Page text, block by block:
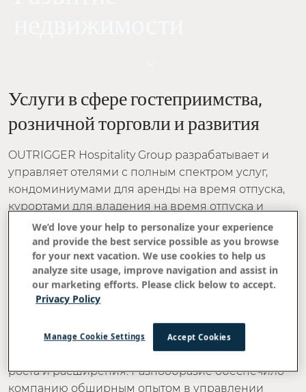
Услуги в сфере гостеприимства,
розничной торговли и развития
OUTRIGGER Hospitality Group разрабатывает и
управляет отелями с полным спектром услуг,
кондоминиумами для аренды на время отпуска,
курортами для владения на время отпуска и
курортными торговыми комплексами. Компания
привносит перспективу владельца-оператора в
приобретение, развитие и управление, уделяя
пристальное внимание конечному результату.
Управление курортом
OUTRIGGER Hospitality Group собрала
впечатляющий, разнообразный портфель
объектов недвижимости за шесть десятилетий
роста и расширения. Разнообразие обеспечило
компанию обширным опытом в управлении
We’d love your help to personalize your experience
and provide the best service possible as you browse
for your next vacation. We use cookies to help us
analyze site usage, improve navigation and assist in
our marketing efforts. Please click below to accept.
Privacy Policy
Accept Cookies
Manage Cookie Settings